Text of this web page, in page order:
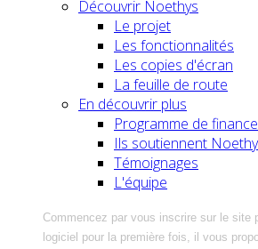
Découvrir Noethys
Le projet
Les fonctionnalités
Les copies d'écran
La feuille de route
En découvrir plus
Programme de
Ils soutiennent
Témoignages
L'équipe
Commencez par vous inscrire sur le site
logiciel pour la première fois, il vous